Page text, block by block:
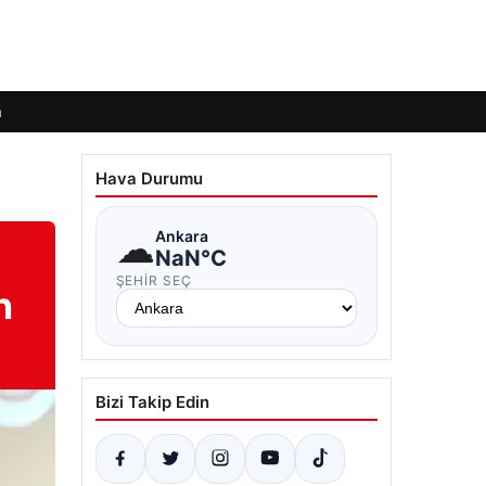
Hava Durumu
☁Ankara
NaN°C
ŞEHIR SEÇ
Bizi Takip Edin